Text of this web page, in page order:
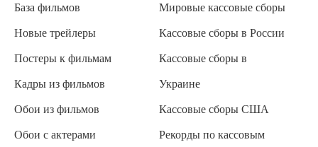
База фильмов
Новые трейлеры
Постеры к фильмам
Кадры из фильмов
Обои из фильмов
Обои с актерами
Мировые кассовые сборы
Кассовые сборы в России
Кассовые сборы в
Украине
Кассовые сборы США
Рекорды по кассовым